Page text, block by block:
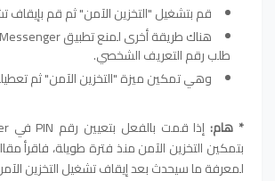
قم بتشغيل "التخزين الآمن" ثم قم بإيقاف
طلب رقم التعريف الشخصي.
وهي تمكين ميزة "التخزين الآمن" ثم
* هام:
لمعرفة ما سيحدث بعد إيقاف تشغيل التخزين